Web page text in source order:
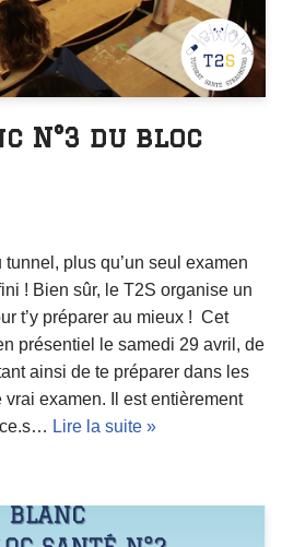
N°3 du bloc
plus qu’un seul examen
! Bien sûr, le T2S organise un
t’y préparer au mieux ! Cet
présentiel le samedi 29 avril, de
ainsi de te préparer dans les
examen. Il est entièrement
Lire la suite »